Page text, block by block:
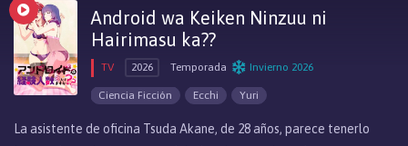
Android wa Keiken Ninzuu ni
Hairimasu ka??
TV 2026 Temporada Invierno 2026
Ciencia Ficción Ecchi Yuri
La asistente de oficina Tsuda Akane, de 28 años, parece tenerlo